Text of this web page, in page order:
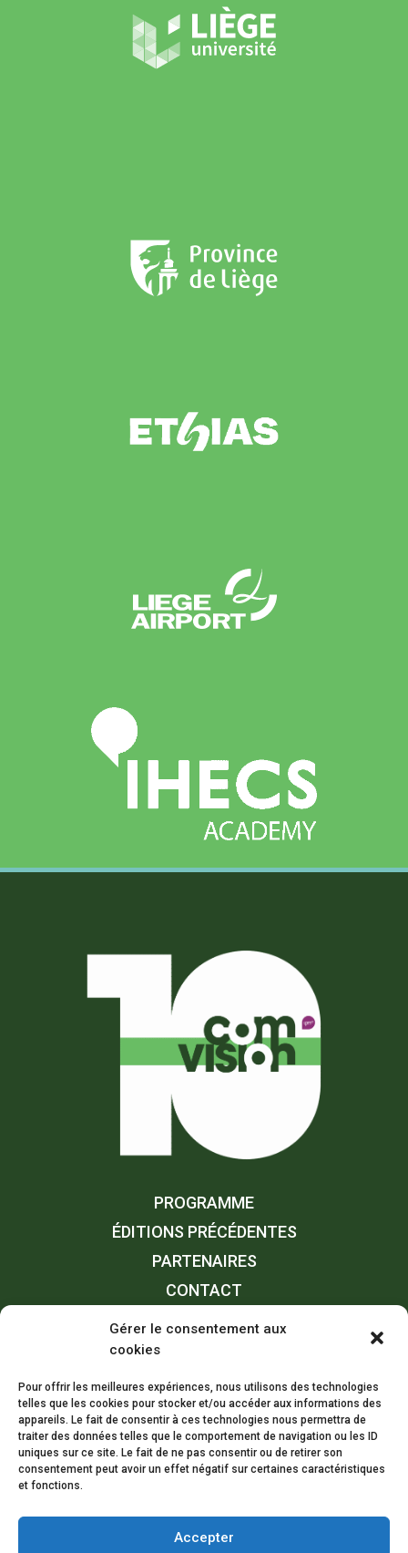
Gérer le consentement aux
cookies
Pour offrir les meilleures expériences, nous utilisons des technologies
telles que les cookies pour stocker et/ou accéder aux informations des
appareils. Le fait de consentir à ces technologies nous permettra de
traiter des données telles que le comportement de navigation ou les ID
uniques sur ce site. Le fait de ne pas consentir ou de retirer son
consentement peut avoir un effet négatif sur certaines caractéristiques
et fonctions.
Accepter
PROGRAMME
ÉDITIONS PRÉCÉDENTES
PARTENAIRES
CONTACT
ComVision est l’un des plus importants rendez-vous
sur le thème la communication en Belgique
Rendez-vous le 9 décembre prochain… Bloquez déjà la
date !